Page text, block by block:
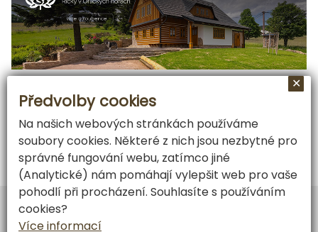
Tvorba webových stránek
Předvolby cookies
Na našich webových stránkách používáme
soubory cookies. Některé z nich jsou nezbytné pro
správné fungování webu, zatímco jiné
(Analytické) nám pomáhají vylepšit web pro vaše
pohodlí při procházení. Souhlasíte s používáním
cookies?
Více informací
✕